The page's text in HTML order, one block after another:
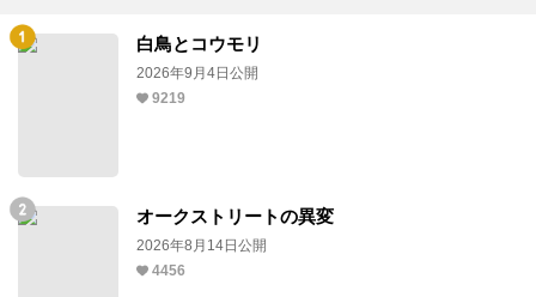
白鳥とコウモリ
2026年9月4日公開
9219
オークストリートの異変
2026年8月14日公開
4456